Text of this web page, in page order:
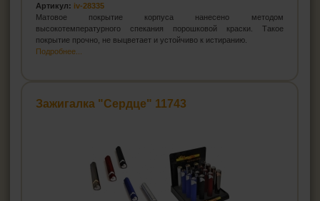
Артикул: iv-28335
Матовое покрытие корпуса нанесено методом
высокотемпературного спекания порошковой краски. Такое
покрытие прочно, не выцветает и устойчиво к истиранию.
Подробнее...
Зажигалка "Сердце" 11743